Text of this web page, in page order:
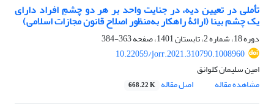
تأملی در تعیین دیه، در جنایت واحد بر هر دو چشمِ افراد دارای
یک چشم بینا (ارائۀ راهکار به‌منظور اصلاح قانون مجازات اسلامی)
دوره 18، شماره 2، تابستان 1401، صفحه
363-384
10.22059/jorr.2021.310790.1008960
امین سلیمان کلوانق
مشاهده مقاله
اصل مقاله 668.22 K